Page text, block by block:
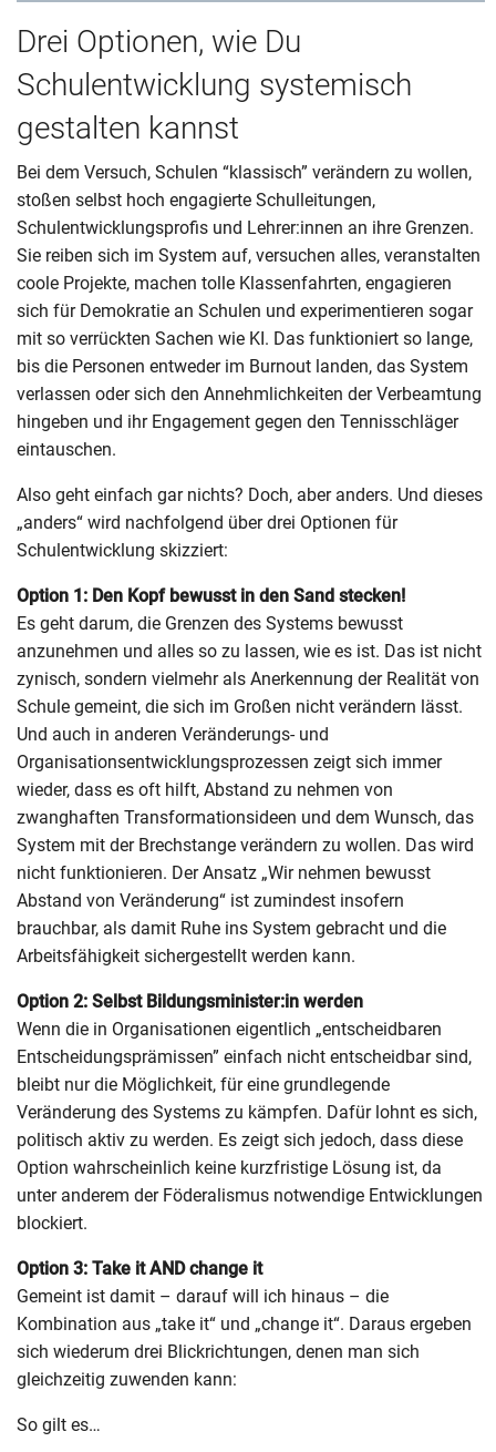
Drei Optionen, wie Du
Schulentwicklung systemisch
gestalten kannst
Bei dem Versuch, Schulen “klassisch” verändern zu wollen,
stoßen selbst hoch engagierte Schulleitungen,
Schulentwicklungsprofis und Lehrer:innen an ihre Grenzen.
Sie reiben sich im System auf, versuchen alles, veranstalten
coole Projekte, machen tolle Klassenfahrten, engagieren
sich für Demokratie an Schulen und experimentieren sogar
mit so verrückten Sachen wie KI. Das funktioniert so lange,
bis die Personen entweder im Burnout landen, das System
verlassen oder sich den Annehmlichkeiten der Verbeamtung
hingeben und ihr Engagement gegen den Tennisschläger
eintauschen.
Also geht einfach gar nichts? Doch, aber anders. Und dieses
„anders“ wird nachfolgend über drei Optionen für
Schulentwicklung skizziert:
Option 1: Den Kopf bewusst in den Sand stecken!
Es geht darum, die Grenzen des Systems bewusst
anzunehmen und alles so zu lassen, wie es ist. Das ist nicht
zynisch, sondern vielmehr als Anerkennung der Realität von
Schule gemeint, die sich im Großen nicht verändern lässt.
Und auch in anderen Veränderungs- und
Organisationsentwicklungsprozessen zeigt sich immer
wieder, dass es oft hilft, Abstand zu nehmen von
zwanghaften Transformationsideen und dem Wunsch, das
System mit der Brechstange verändern zu wollen. Das wird
nicht funktionieren. Der Ansatz „Wir nehmen bewusst
Abstand von Veränderung“ ist zumindest insofern
brauchbar, als damit Ruhe ins System gebracht und die
Arbeitsfähigkeit sichergestellt werden kann.
Option 2: Selbst Bildungsminister:in werden
Wenn die in Organisationen eigentlich „entscheidbaren
Entscheidungsprämissen” einfach nicht entscheidbar sind,
bleibt nur die Möglichkeit, für eine grundlegende
Veränderung des Systems zu kämpfen. Dafür lohnt es sich,
politisch aktiv zu werden. Es zeigt sich jedoch, dass diese
Option wahrscheinlich keine kurzfristige Lösung ist, da
unter anderem der Föderalismus notwendige Entwicklungen
blockiert.
Option 3: Take it AND change it
Gemeint ist damit – darauf will ich hinaus – die
Kombination aus „take it“ und „change it“. Daraus ergeben
sich wiederum drei Blickrichtungen, denen man sich
gleichzeitig zuwenden kann:
So gilt es…